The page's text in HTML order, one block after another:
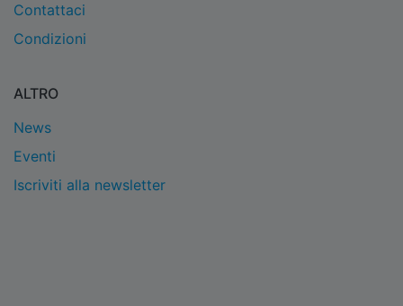
Contattaci
Condizioni
ALTRO
News
Eventi
Iscriviti alla newsletter